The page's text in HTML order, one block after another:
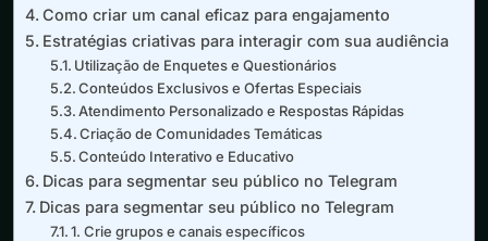
Como criar um canal eficaz para engajamento
Estratégias criativas para interagir com sua audiência
Utilização de Enquetes e Questionários
Conteúdos Exclusivos e Ofertas Especiais
Atendimento Personalizado e Respostas Rápidas
Criação de Comunidades Temáticas
Conteúdo Interativo e Educativo
Dicas para segmentar seu público no Telegram
Dicas para segmentar seu público no Telegram
1. Crie grupos e canais específicos